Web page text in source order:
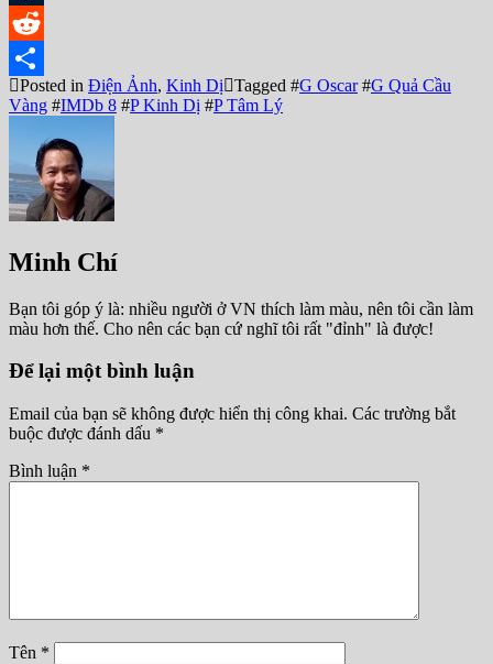
Tumblr
Reddit
Share
Posted in Điện Ảnh, Kinh Dị Tagged #G Oscar#G Quả Cầu
Vàng #IMDb 8 #P Kinh Dị #P Tâm Lý
Minh Chí
Bạn tôi góp ý là: nhiều người ở VN thích làm màu, nên tôi cần làm
màu hơn thế. Cho nên các bạn cứ nghĩ tôi rất "đỉnh" là được!
Để lại một bình luận
Email của bạn sẽ không được hiển thị công khai. Các trường bắt
buộc được đánh dấu *
Bình luận *
Tên *